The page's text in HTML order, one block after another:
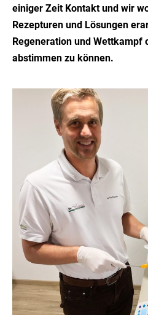
einiger Zeit Kontakt und wir
Rezepturen und Lösungen
Regeneration und Wettkampf
abstimmen zu können.